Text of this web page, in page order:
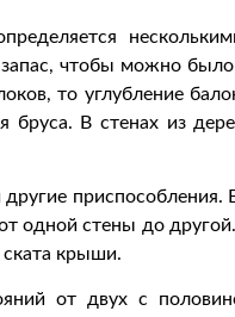
чтобы можно было
то углубление
В стенах из
приспособления.
одной стены до
крыши.
от двух с